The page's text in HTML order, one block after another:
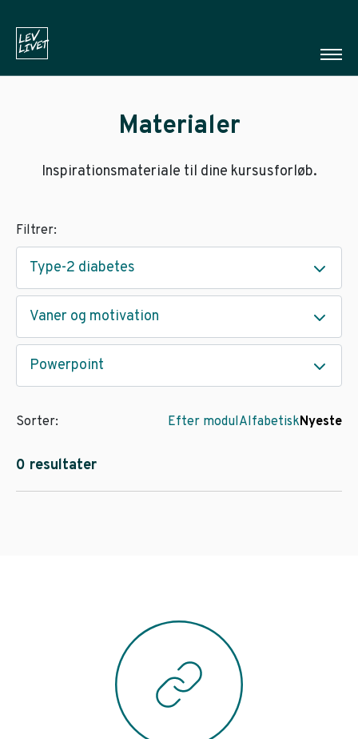
Materialer
Inspirationsmateriale til dine kursusforløb.
Filtrer:
Type-2 diabetes
Vaner og motivation
Powerpoint
0 resultater
Sorter: Efter modulAlfabetiskNyeste